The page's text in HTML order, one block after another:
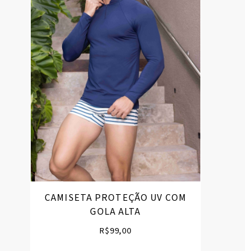
CAMISETA PROTEÇÃO UV COM
GOLA ALTA
R$99,00